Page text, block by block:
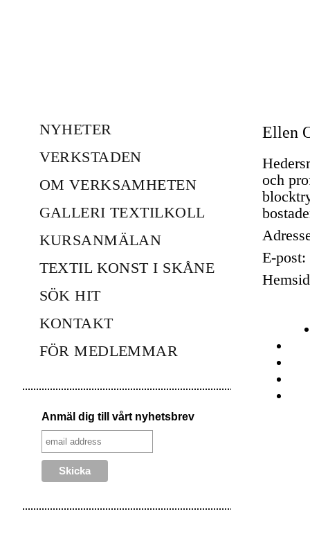
Ellen
och
E-post:
NYHETER
VERKSTADEN
OM VERKSAMHETEN
GALLERI TEXTILKOLL
KURSANMÄLAN
TEXTIL KONST I SKÅNE
SÖK HIT
KONTAKT
FÖR MEDLEMMAR
Anmäl dig till vårt nyhetsbrev